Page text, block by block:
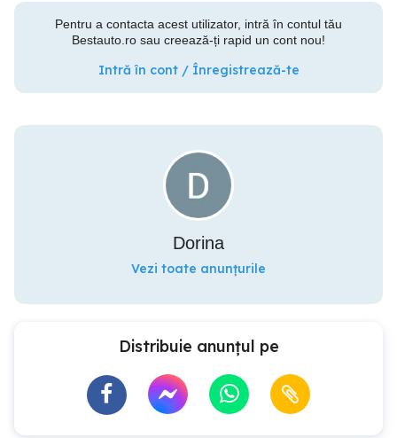
Pentru a contacta acest utilizator, intră în contul tău
Bestauto.ro sau creează-ți rapid un cont nou!
Intră în cont / Înregistrează-te
Dorina
Vezi toate anunțurile
Distribuie anunțul pe